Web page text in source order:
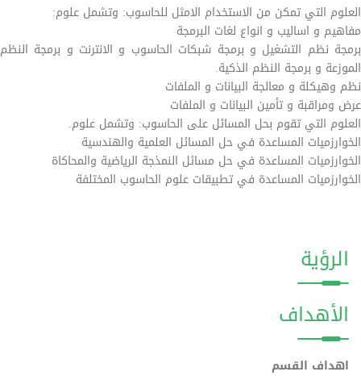
العلوم التي تمكن من الاستخدام الامثل للحاسوب: وتشمل علوم:
مفاهيم و اساليب و انواع لغات البرمجة
برمجة نظم التشغيل و برمجة شبكات الحاسوب و الانترنت و برمجة النظم
الموزعة و برمجة النظم الذكية.
نظم وهيكلة و معالجة البيانات و الملفات
عرض ومراقبة و تأمين البيانات و الملفات
العلوم التي تقوم بحل المسائل على الحاسوب: وتشمل علوم.
الخوارزميات المساعدة في حل المسائل العلمية والهندسية
الخوارزميات المساعدة في حل مسائل النمذجة الرياضية والمحاكاة
الخوارزميات المساعدة في تطبيقات علوم الحاسوب المختلفة
الرؤية
الأهداف
اهداف القسم